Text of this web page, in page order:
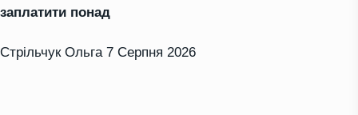
заплатити понад
Стрільчук Ольга 7 Серпня 2026